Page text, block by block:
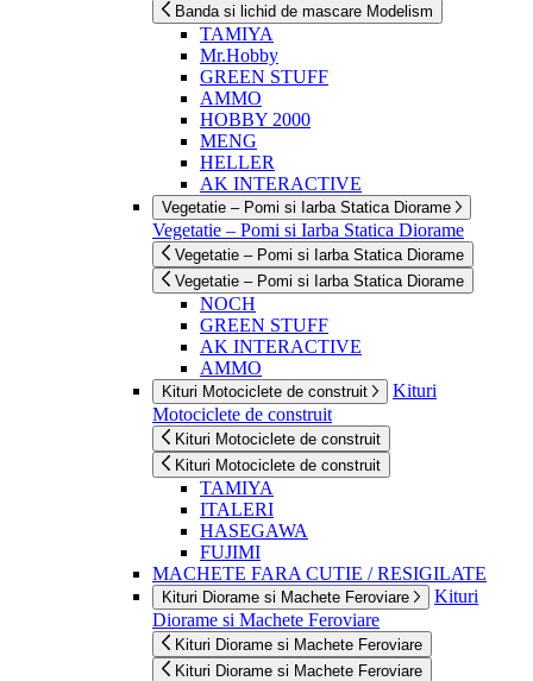
Banda si lichid de mascare Modelism
TAMIYA
Mr.Hobby
GREEN STUFF
AMMO
HOBBY 2000
MENG
HELLER
AK INTERACTIVE
Vegetatie – Pomi si Iarba Statica Diorame
Vegetatie – Pomi si Iarba Statica Diorame
Vegetatie – Pomi si Iarba Statica Diorame
Vegetatie – Pomi si Iarba Statica Diorame
NOCH
GREEN STUFF
AK INTERACTIVE
AMMO
Kituri Motociclete de construit
Kituri
Motociclete de construit
Kituri Motociclete de construit
Kituri Motociclete de construit
TAMIYA
ITALERI
HASEGAWA
FUJIMI
MACHETE FARA CUTIE / RESIGILATE
Kituri Diorame si Machete Feroviare
Kituri
Diorame si Machete Feroviare
Kituri Diorame si Machete Feroviare
Kituri Diorame si Machete Feroviare